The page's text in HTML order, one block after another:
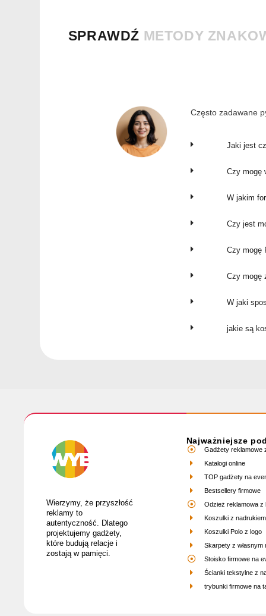
SPRAWDŹ METODY
Często zadawane
Jaki jest
Czy mogę
W jakim
Czy jest
Czy mogę
Czy mogę
W jaki
jakie są
Wierzymy, że przyszłość
reklamy to
autentyczność. Dlatego
projektujemy gadżety,
które budują relacje i
zostają w pamięci.
Najważniejsze
Gadżety reklamowe
Katalogi online
TOP gadżety na
Bestsellery firmowe
Odzież reklamowa z
Koszulki z
Koszulki Polo z logo
Skarpety z własnym
Stoisko firmowe na
Ścianki tekstylne z
trybunki firmowe na